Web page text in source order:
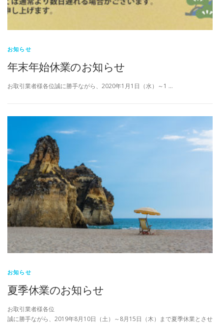
お知らせ
年末年始休業のお知らせ
お取引業者様各位誠に勝手ながら、2020年1月1日（水）～1 …
お知らせ
夏季休業のお知らせ
お取引業者様各位
誠に勝手ながら、2019年8月10日（土）～8月15日（木）まで夏季休業とさせ